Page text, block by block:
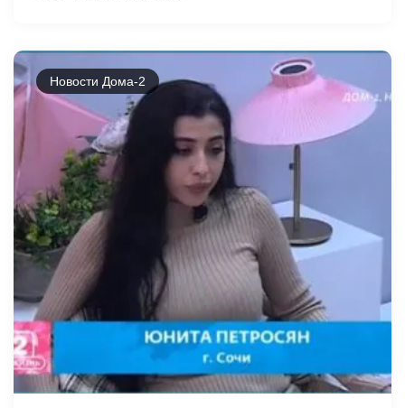
Новости Дома-2